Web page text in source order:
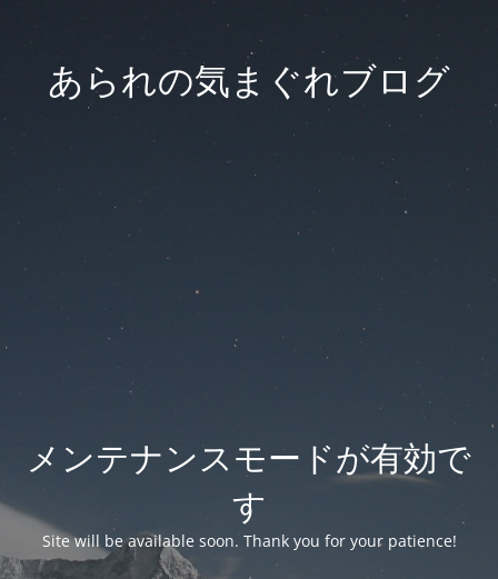
あられの気まぐれブログ
メンテナンスモードが有効で
す
Site will be available soon. Thank you for your patience!